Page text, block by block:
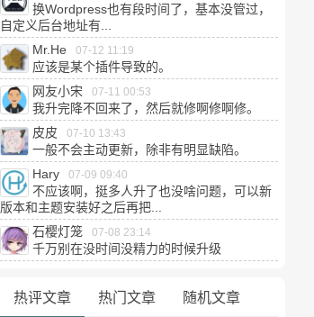
换Wordpress也有段时间了，基本没管过，
自定义后台地址有...
Mr.He
07-12 11:19
应该是某个插件导致的。
网友小宋
07-11 00:53
我升完降不回来了，然后就修啊修啊修。
皮皮
07-10 13:43
一般不会主动更新，除非有明显缺陷。
Hary
07-09 09:40
不应该啊，挺多人升了也没啥问题，可以新
版本和主题安装好之后再把...
石樱灯笼
07-08 23:14
千万别在没时间没精力的时候升级
热评文章 热门文章 随机文章